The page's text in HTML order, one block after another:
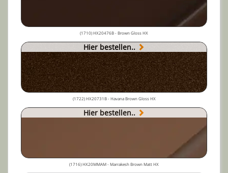
(1710) HX20476B - Brown Gloss HX
Hier bestellen..
(1722) HX20731B - Havana Brown Gloss HX
Hier bestellen..
(1716) HX20MMAM - Marrakesh Brown Matt HX